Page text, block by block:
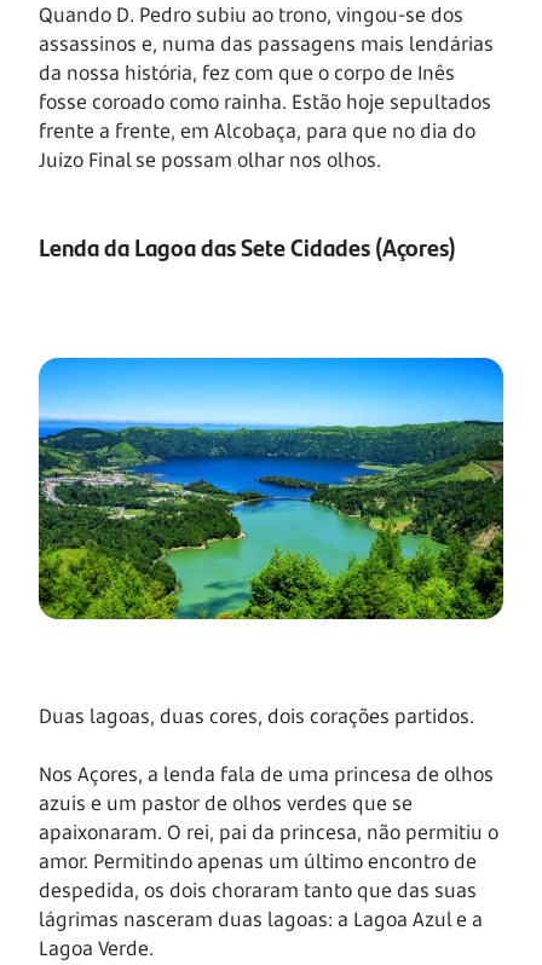
Quando D. Pedro subiu ao trono, vingou-se dos
assassinos e, numa das passagens mais lendárias
da nossa história, fez com que o corpo de Inês
fosse coroado como rainha. Estão hoje sepultados
frente a frente, em Alcobaça, para que no dia do
Juízo Final se possam olhar nos olhos.
Lenda da Lagoa das Sete Cidades (Açores)
Duas lagoas, duas cores, dois corações partidos.
Nos Açores, a lenda fala de uma princesa de olhos
azuis e um pastor de olhos verdes que se
apaixonaram. O rei, pai da princesa, não permitiu o
amor. Permitindo apenas um último encontro de
despedida, os dois choraram tanto que das suas
lágrimas nasceram duas lagoas: a Lagoa Azul e a
Lagoa Verde.